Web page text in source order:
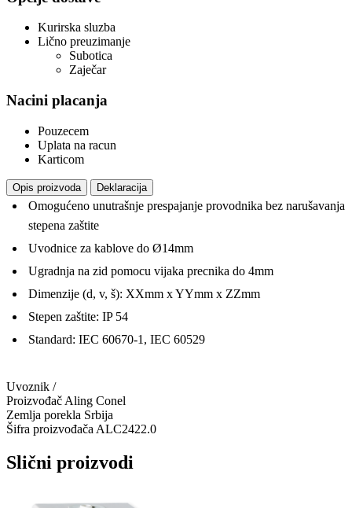
Kurirska sluzba
Lično preuzimanje
Subotica
Zaječar
Nacini placanja
Pouzecem
Uplata na racun
Karticom
Opis proizvoda Deklaracija
Omogućeno unutrašnje prespajanje provodnika bez narušavanja
stepena zaštite
Uvodnice za kablove do Ø14mm
Ugradnja na zid pomocu vijaka precnika do 4mm
Dimenzije (d, v, š): XXmm x YYmm x ZZmm
Stepen zaštite: IP 54
Standard: IEC 60670-1, IEC 60529
Uvoznik /
Proizvođač Aling Conel
Zemlja porekla Srbija
Šifra proizvođača ALC2422.0
Slični proizvodi